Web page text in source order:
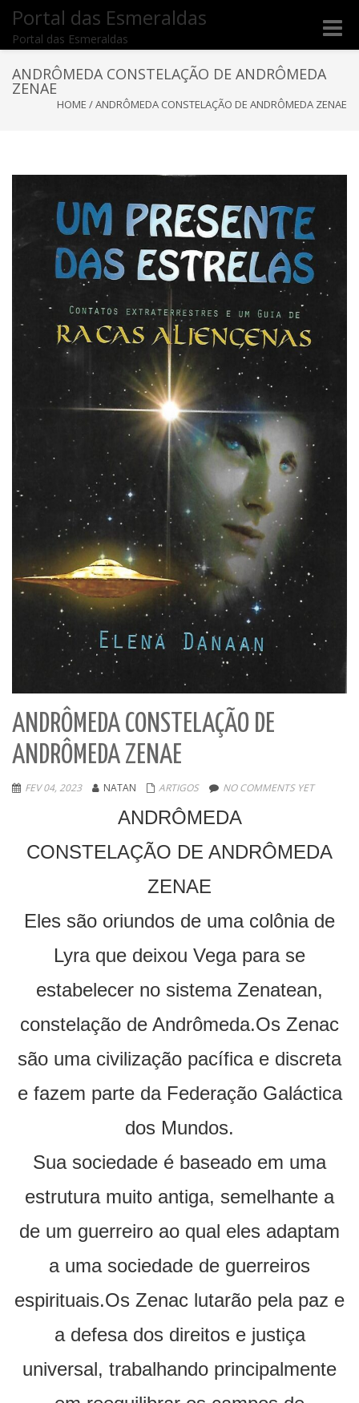
Portal das Esmeraldas
Portal das Esmeraldas
Toggle
ANDRÔMEDA CONSTELAÇÃO DE ANDRÔMEDA
ZENAE
HOME /ANDRÔMEDA CONSTELAÇÃO DE ANDRÔMEDA ZENAE
ANDRÔMEDA CONSTELAÇÃO DE
ANDRÔMEDA ZENAE
FEV 04, 2023 NATAN ARTIGOS NO COMMENTS YET
ANDRÔMEDA
CONSTELAÇÃO DE ANDRÔMEDA
ZENAE
Eles são oriundos de uma colônia de
Lyra que deixou Vega para se
estabelecer no sistema Zenatean,
constelação de Andrômeda.Os Zenac
são uma civilização pacífica e discreta
e fazem parte da Federação Galáctica
dos Mundos.
Sua sociedade é baseado em uma
estrutura muito antiga, semelhante a
de um guerreiro ao qual eles adaptam
a uma sociedade de guerreiros
espirituais.Os Zenac lutarão pela paz e
a defesa dos direitos e justiça
universal, trabalhando principalmente